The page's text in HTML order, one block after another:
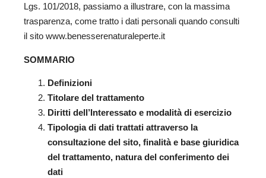
Lgs. 101/2018, passiamo a illustrare, con la massima
trasparenza, come tratto i dati personali quando consulti
il sito www.benesserenaturaleperte.it
SOMMARIO
Definizioni
Titolare del trattamento
Diritti dell’Interessato e modalità di esercizio
Tipologia di dati trattati attraverso la
consultazione del sito, finalità e base giuridica
del trattamento, natura del conferimento dei
dati